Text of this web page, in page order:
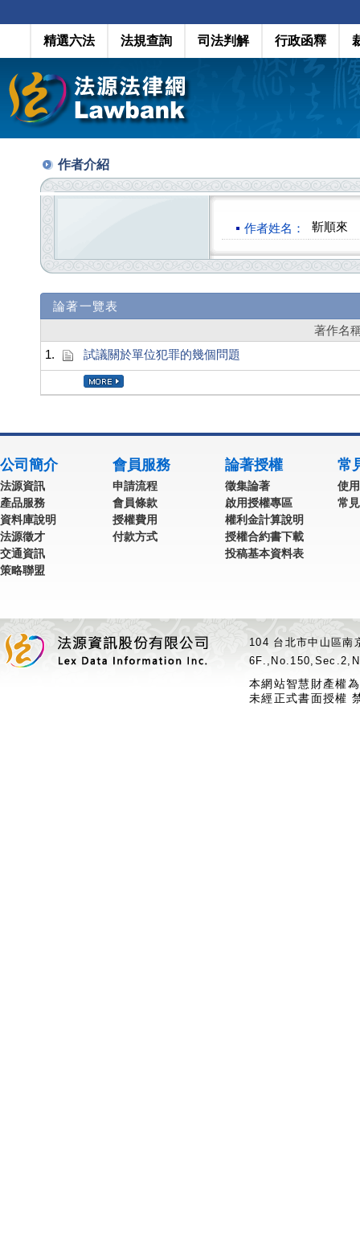
精選六法 法規查詢 司法判解 行政函釋
作者介紹
作者姓名： 靳順來
論著一覽表
著作名
1.
試議關於單位犯罪的幾個問題
公司簡介
法源資訊
產品服務
資料庫說明
法源徵才
交通資訊
策略聯盟
會員服務
申請流程
會員條款
授權費用
付款方式
論著授權
徵集論著
啟用授權專區
權利金計算說明
授權合約書下載
投稿基本資料表
常
使
常
104 台北市中山區
本網站智慧財產權
未經正式書面授權